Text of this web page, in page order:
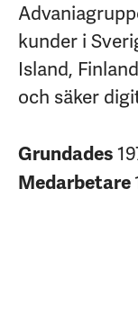
kunder i
Island,
och säker
Grundades
Medarbetare